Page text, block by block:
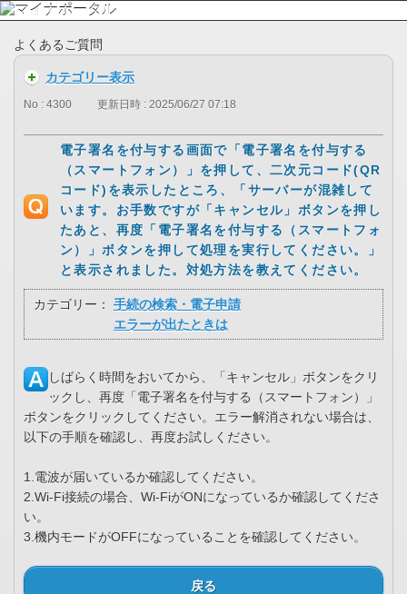
よくあるご質問
カテゴリー表示
No : 4300 更新日時 : 2025/06/27 07:18
電子署名を付与する画面で「電子署名を付与する
（スマートフォン）」を押して、二次元コード(QR
コード)を表示したところ、「サーバーが混雑して
います。お手数ですが「キャンセル」ボタンを押し
たあと、再度「電子署名を付与する（スマートフォ
ン）」ボタンを押して処理を実行してください。」
と表示されました。対処方法を教えてください。
カテゴリー：
手続の検索・電子申請
エラーが出たときは
しばらく時間をおいてから、「キャンセル」ボタンをクリ
ックし、再度「電子署名を付与する（スマートフォン）」
ボタンをクリックしてください。エラー解消されない場合は、
以下の手順を確認し、再度お試しください。
1.電波が届いているか確認してください。
2.Wi-Fi接続の場合、Wi-FiがONになっているか確認してくださ
い。
3.機内モードがOFFになっていることを確認してください。
戻る